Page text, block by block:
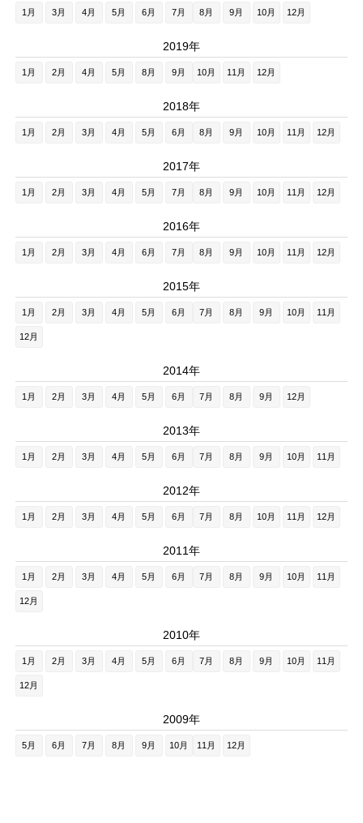
1月 3月 4月 5月 6月 7月 8月 9月 10月 12月
2019年
1月 2月 4月 5月 8月 9月 10月 11月 12月
2018年
1月 2月 3月 4月 5月 6月 8月 9月 10月 11月 12月
2017年
1月 2月 3月 4月 5月 7月 8月 9月 10月 11月 12月
2016年
1月 2月 3月 4月 6月 7月 8月 9月 10月 11月 12月
2015年
1月 2月 3月 4月 5月 6月 7月 8月 9月 10月 11月
12月
2014年
1月 2月 3月 4月 5月 6月 7月 8月 9月 12月
2013年
1月 2月 3月 4月 5月 6月 7月 8月 9月 10月 11月
2012年
1月 2月 3月 4月 5月 6月 7月 8月 10月 11月 12月
2011年
1月 2月 3月 4月 5月 6月 7月 8月 9月 10月 11月
12月
2010年
1月 2月 3月 4月 5月 6月 7月 8月 9月 10月 11月
12月
2009年
5月 6月 7月 8月 9月 10月 11月 12月